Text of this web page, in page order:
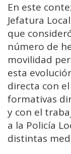
En este
Jefatura
que
número de
movilidad
esta
directa con
formativas
y con el
a la Policía
distintas